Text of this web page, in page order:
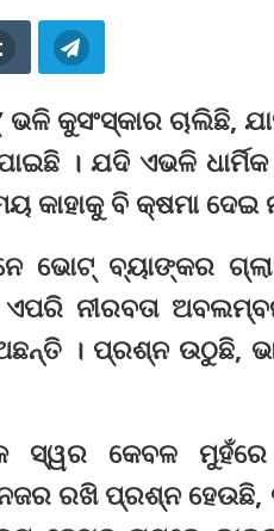
କୁସଂ‌ସ୍କାର ଚାଲିଛି,
। ଯଦି ଏଭଳି
ବି କ୍ଷମା ଦେଇ
ଭୋଟ୍ ବ୍ୟାଙ୍କର
ଏପରି ନୀରବତା
। ପ୍ରଶ୍ନ ଉଠୁଛି,
ସ୍ୱର କେବଳ
ରଖି ପ୍ରଶ୍ନ ହେଉଛି,